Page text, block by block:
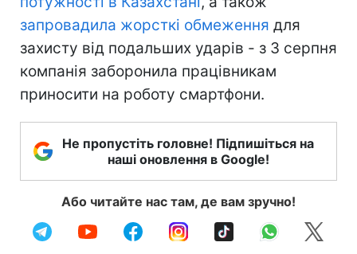
запровадила жорсткі обмеження для
захисту від подальших ударів - з 3 серпня
компанія заборонила працівникам
приносити на роботу смартфони.
Не пропустіть головне! Підпишіться на
наші оновлення в Google!
Або читайте нас там, де вам зручно!